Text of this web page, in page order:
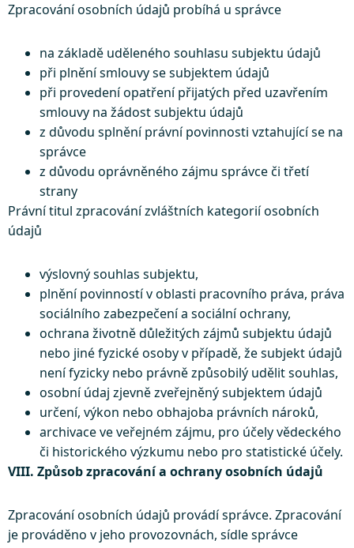
Zpracování osobních údajů probíhá u správce
na základě uděleného souhlasu subjektu údajů
při plnění smlouvy se subjektem údajů
při provedení opatření přijatých před uzavřením
smlouvy na žádost subjektu údajů
z důvodu splnění právní povinnosti vztahující se na
správce
z důvodu oprávněného zájmu správce či třetí
strany
Právní titul zpracování zvláštních kategorií osobních
údajů
výslovný souhlas subjektu,
plnění povinností v oblasti pracovního práva, práva
sociálního zabezpečení a sociální ochrany,
ochrana životně důležitých zájmů subjektu údajů
nebo jiné fyzické osoby v případě, že subjekt údajů
není fyzicky nebo právně způsobilý udělit souhlas,
osobní údaj zjevně zveřejněný subjektem údajů
určení, výkon nebo obhajoba právních nároků,
archivace ve veřejném zájmu, pro účely vědeckého
či historického výzkumu nebo pro statistické účely.
VIII. Způsob zpracování a ochrany osobních údajů
Zpracování osobních údajů provádí správce. Zpracování
je prováděno v jeho provozovnách, sídle správce